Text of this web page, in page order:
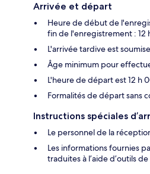
Arrivée et départ
Heure de début de
fin de l'enregistrement : 12
L'arrivée tardive est
Âge minimum pour
L'heure de départ est 12 h
Formalités de départ sans
Instructions spéciales
Le personnel de la
Les informations fournies
traduites à l’aide d’outils